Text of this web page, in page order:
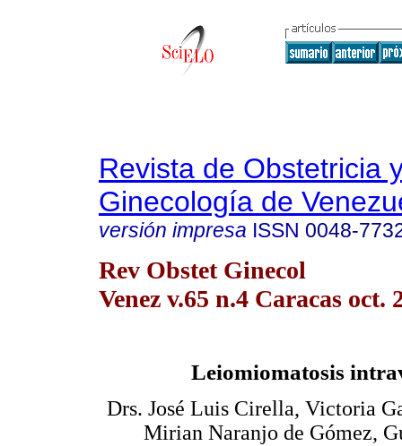
Revista de Obstetricia
Ginecología de
versión impresa ISSN 0048-
Rev Obstet Ginecol
Venez v.65 n.4 Caracas oct.
Leiomiomatosis
Drs. José Luis Cirella, Victoria
Mirian Naranjo de Gómez,